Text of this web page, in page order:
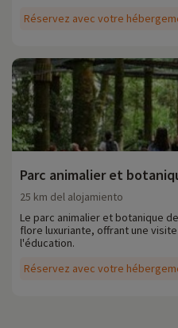
Réservez avec votre
Parc animalier et
Réservez avec votre
25 km del alojamiento
Le parc animalier et botanique
flore luxuriante, offrant une
l'éducation.